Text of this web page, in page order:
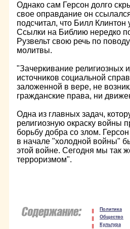
Однако сам Герсон долго
свое оправдание он
подсчитал, что Билл
Ссылки на Библию нередко
Рузвельт свою речь по
молитвы.
"Зачеркивание религиозных
источников социальной
заложенной в вере, не
гражданские права, ни
Одна из главных задач,
религиозную окраску войны
борьбу добра со злом.
в начале "холодной войны"
этой войне. Сегодня мы так
терроризмом".
Политика
Общество
Культура